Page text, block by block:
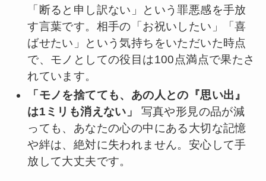
「断ると申し訳ない」という罪悪感を手放
す言葉です。相手の「お祝いしたい」「喜
ばせたい」という気持ちをいただいた時点
で、モノとしての役目は100点満点で果たさ
れています。
「モノを捨てても、あの人との『思い出』
は1ミリも消えない」
写真や形見の品が減
っても、あなたの心の中にある大切な記憶
や絆は、絶対に失われません。安心して手
放して大丈夫です。